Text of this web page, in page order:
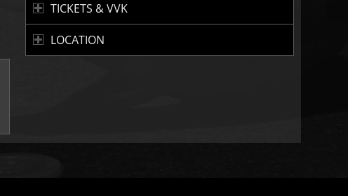
TICKETS & VVK
LOCATION